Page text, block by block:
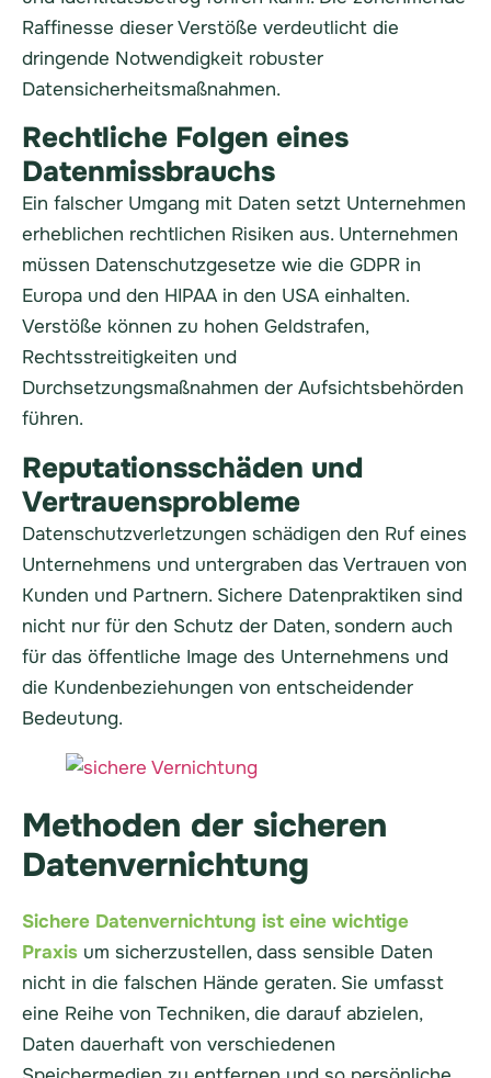
Raffinesse dieser Verstöße verdeutlicht die
dringende Notwendigkeit robuster
Datensicherheitsmaßnahmen.
Rechtliche Folgen eines
Datenmissbrauchs
Ein falscher Umgang mit Daten setzt Unternehmen
erheblichen rechtlichen Risiken aus. Unternehmen
müssen Datenschutzgesetze wie die GDPR in
Europa und den HIPAA in den USA einhalten.
Verstöße können zu hohen Geldstrafen,
Rechtsstreitigkeiten und
Durchsetzungsmaßnahmen der Aufsichtsbehörden
führen.
Reputationsschäden und
Vertrauensprobleme
Datenschutzverletzungen schädigen den Ruf eines
Unternehmens und untergraben das Vertrauen von
Kunden und Partnern. Sichere Datenpraktiken sind
nicht nur für den Schutz der Daten, sondern auch
für das öffentliche Image des Unternehmens und
die Kundenbeziehungen von entscheidender
Bedeutung.
Methoden der sicheren
Datenvernichtung
Sichere Datenvernichtung ist eine wichtige
Praxis um sicherzustellen, dass sensible Daten
nicht in die falschen Hände geraten. Sie umfasst
eine Reihe von Techniken, die darauf abzielen,
Daten dauerhaft von verschiedenen